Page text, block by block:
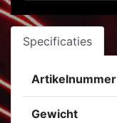
Specificaties
Artikelnummer
Gewicht